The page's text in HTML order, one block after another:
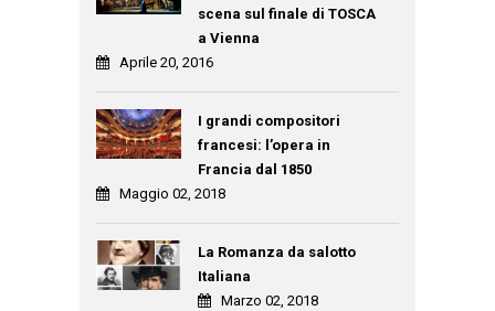
scena sul finale di TOSCA
a Vienna
Aprile 20, 2016
I grandi compositori
francesi: l’opera in
Francia dal 1850
Maggio 02, 2018
La Romanza da salotto
Italiana
Marzo 02, 2018